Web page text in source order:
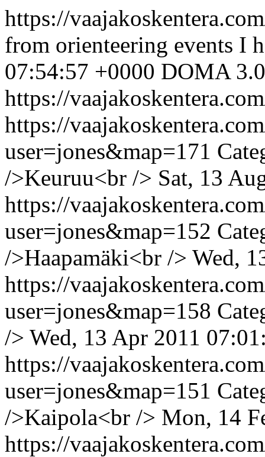
https://
from orienteering events I
07:54:57 +0000 DOMA
https://
https://
user=jones&map=171
/>Keuruu<br /> Sat, 13
https://
user=jones&map=152
/>Haapamäki<br /> Wed,
https://
user=jones&map=158
/> Wed, 13 Apr 2011
https://
user=jones&map=151
/>Kaipola<br /> Mon, 14
https://